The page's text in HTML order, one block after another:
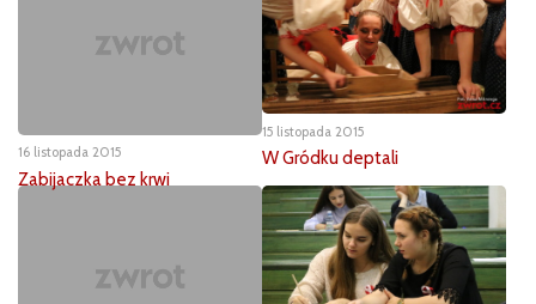
16 listopada 2015
Zabijaczka bez krwi
15 listopada 2015
W Gródku deptali